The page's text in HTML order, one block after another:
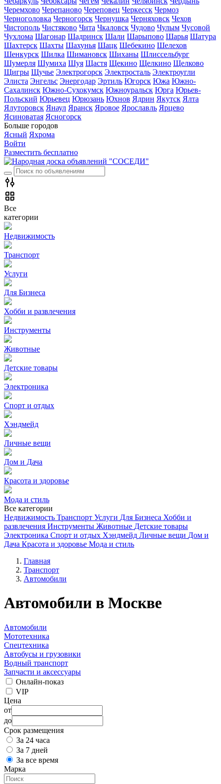
Черемхово Черепаново Череповец Черкесск Чермоз
Черноголовка Черногорск Чернушка Черняховск Чехов
Чистополь Чистяково Чита Чкаловск Чудово Чулым Чусовой
Чухлома Шагонар Шадринск Шали Шарыпово Шарья Шатура
Шахтерск Шахты Шахунья Шацк Шебекино Шелехов
Шенкурск Шилка Шимановск Шиханы Шлиссельбург
Шумерля Шумиха Шуя Щастя Щекино Щелкино Щелково
Щигры Щучье Электрогорск Электросталь Электроугли
Элиста Энгельс Энергодар Эртиль Югорск Южа Южно-
Сахалинск Южно-Сухокумск Южноуральск Юрга Юрьев-
Польский Юрьевец Юрюзань Юхнов Ядрин Якутск Ялта
Ялуторовск Янаул Яранск Яровое Ярославль Ярцево
Ясиноватая Ясногорск
Больше городов
Ясный Яхрома
Войти
Разместить бесплатно
Все
категории
Недвижимость
Транспорт
Услуги
Для Бизнеса
Хобби и развлечения
Инструменты
Животные
Детские товары
Электроника
Спорт и отдых
Хэндмейд
Личные вещи
Дом и Дача
Красота и здоровье
Мода и стиль
Все категории
Недвижимость Транспорт Услуги Для Бизнеса Хобби и
развлечения Инструменты Животные Детские товары
Электроника Спорт и отдых Хэндмейд Личные вещи Дом и
Дача Красота и здоровье Мода и стиль
Главная
Транспорт
Автомобили
Автомобили в Москве
Автомобили
Мототехника
Спецтехника
Автобусы и грузовики
Водный транспорт
Запчасти и аксессуары
Онлайн-показ
VIP
Цена
от
до
Срок размещения
За 24 часа
За 7 дней
За все время
Марка